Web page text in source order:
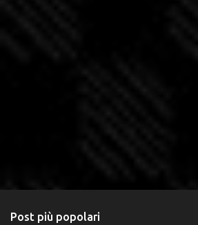
Post più popolari